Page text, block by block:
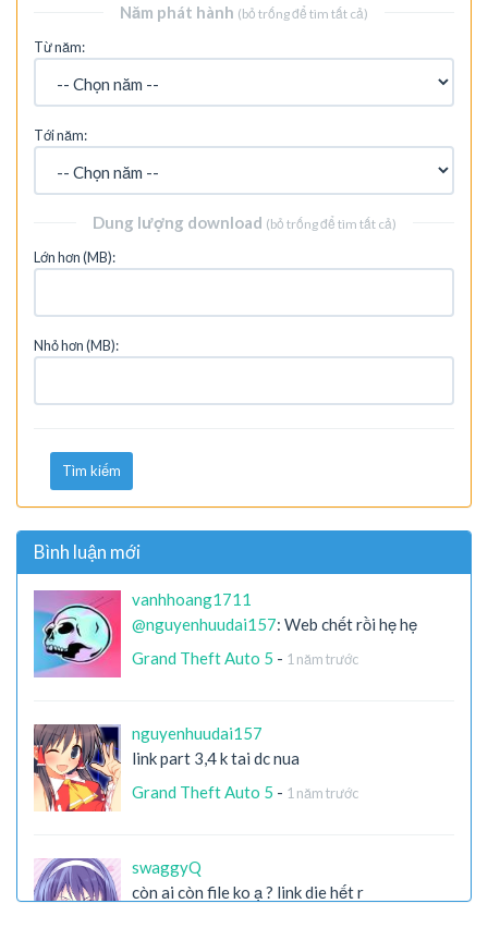
Năm phát hành (bỏ trống để tìm tất cả)
Từ năm:
Tới năm:
Dung lượng download (bỏ trống để tìm tất cả)
Lớn hơn (MB):
Nhỏ hơn (MB):
Tìm kiếm
Bình luận mới
vanhhoang1711
@nguyenhuudai157: Web chết rồi hẹ hẹ
Grand Theft Auto 5 - 1 năm trước
nguyenhuudai157
link part 3,4 k tai dc nua
Grand Theft Auto 5 - 1 năm trước
swaggyQ
còn ai còn file ko ạ ? link die hết r